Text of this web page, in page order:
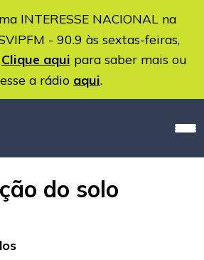
INTERESSE NACIONAL na
- 90.9 às sextas-feiras,
Clique aqui para saber mais ou
a rádio aqui.
do solo